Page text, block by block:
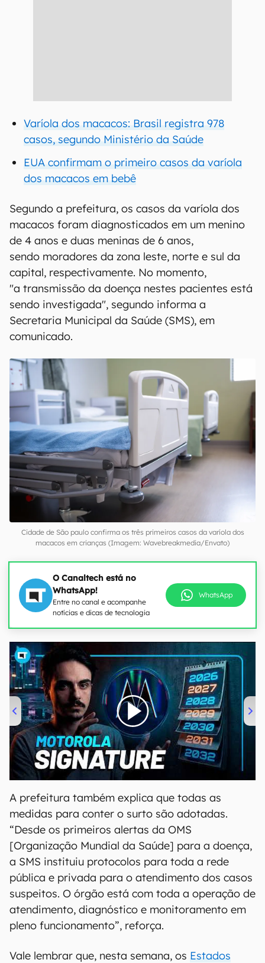
Varíola dos macacos: Brasil registra 978
casos, segundo Ministério da Saúde
EUA confirmam o primeiro casos da varíola
dos macacos em bebê
Segundo a prefeitura, os casos da varíola dos
macacos foram diagnosticados em um menino
de 4 anos e duas meninas de 6 anos,
sendo moradores da zona leste, norte e sul da
capital, respectivamente. No momento,
"a transmissão da doença nestes pacientes está
sendo investigada", segundo informa a
Secretaria Municipal da Saúde (SMS), em
comunicado.
Cidade de São paulo confirma os três primeiros casos da varíola dos
macacos em crianças (Imagem: Wavebreakmedia/Envato)
O Canaltech está no
WhatsApp!
Entre no canal e acompanhe
notícias e dicas de tecnologia
WhatsApp
00:00/20:46
A prefeitura também explica que todas as
medidas para conter o surto são adotadas.
“Desde os primeiros alertas da OMS
[Organização Mundial da Saúde] para a doença,
a SMS instituiu protocolos para toda a rede
pública e privada para o atendimento dos casos
suspeitos. O órgão está com toda a operação de
atendimento, diagnóstico e monitoramento em
pleno funcionamento”, reforça.
Vale lembrar que, nesta semana, os Estados